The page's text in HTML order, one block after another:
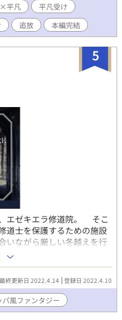
平凡
平凡受け
追放 本編完結
5
エゼキエラ修道院。 そこ
道士を保護するための施設
いながら厳しい冬越えを行
その平穏な生活は終焉を迎
道士たち。アルファ性の兵
逃げ場のない極寒の城を蹂
のの正体とは。
最終更新日 2022.4.14 登録日 2022.4.10
風ファンタジー